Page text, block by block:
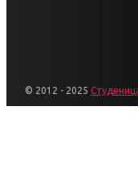
© 2012 - 2025